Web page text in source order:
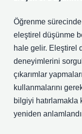
Öğrenme sürecinde
eleştirel düşünme
hale gelir. Eleştirel
deneyimlerini
çıkarımlar
kullanmalarını
bilgiyi hatırlamakla
yeniden